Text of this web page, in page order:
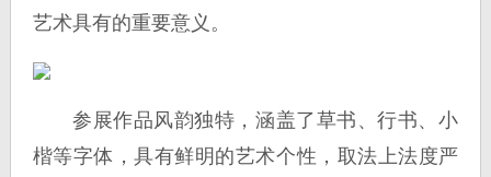
艺术具有的重要意义。
参展作品风韵独特，涵盖了草书、行书、小
楷等字体，具有鲜明的艺术个性，取法上法度严